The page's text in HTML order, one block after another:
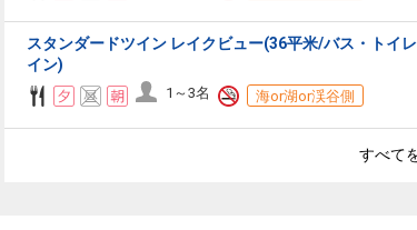
スタンダードツイン レイクビュー(36平米/バス・トイ
イン)
1～3名 海or湖or渓谷側
すべて